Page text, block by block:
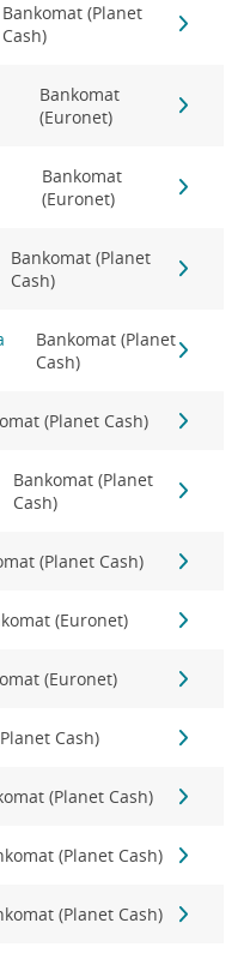
Bankomat (Planet
Cash)
Bankomat
(Euronet)
Bankomat
(Euronet)
Bankomat (Planet
Cash)
Bankomat (Planet
Cash)
(Planet Cash)
Bankomat (Planet
Cash)
(Planet Cash)
(Euronet)
(Euronet)
Cash)
(Planet Cash)
(Planet Cash)
(Planet Cash)